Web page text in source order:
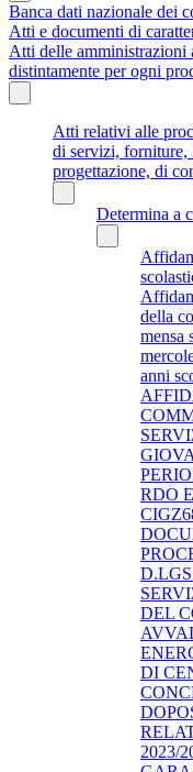
Banca dati nazionale dei
Atti e documenti di
Atti delle amministrazioni
distintamente per ogni
Atti relativi alle
di servizi, forniture,
progettazione, di
Determina a
della
mensa
anni
RDO
DEL
DI
2023/